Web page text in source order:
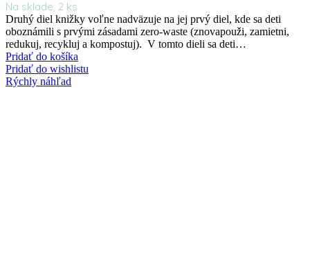
Na sklade, 2 ks
Druhý diel knižky voľne nadväzuje na jej prvý diel, kde sa deti
oboznámili s prvými zásadami zero-waste (znovapouži, zamietni,
redukuj, recykluj a kompostuj). V tomto dieli sa deti…
Pridať do košíka
Pridať do wishlistu
Rýchly náhľad